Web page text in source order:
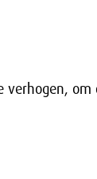
verhogen,